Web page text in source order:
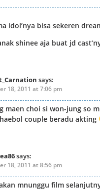
idol’nya bisa sekeren
shinee aja buat jd
says:
18, 2011 at 7:06 pm
maen choi si won-jung so
couple beradu akting
says:
18, 2011 at 8:56 pm
mnunggu film